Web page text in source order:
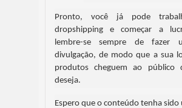
Pronto, você já pode
dropshipping e começar a
lembre-se sempre de fazer
divulgação, de modo que a sua
produtos cheguem ao público
deseja.
Espero que o conteúdo tenha sido